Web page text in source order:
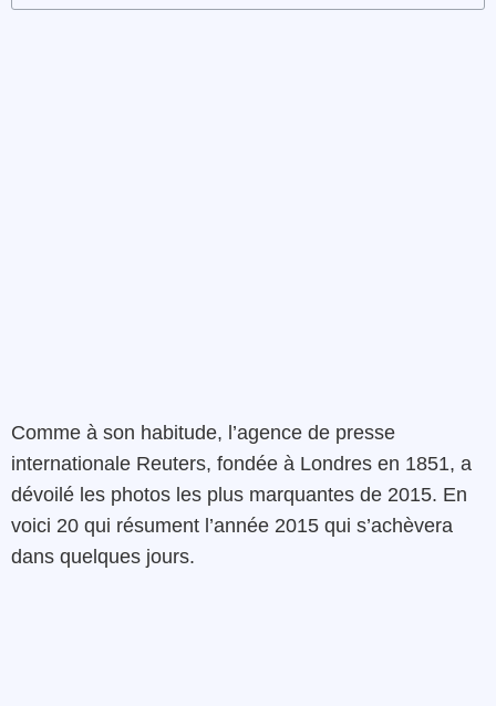
Comme à son habitude, l’agence de presse
internationale Reuters, fondée à Londres en 1851, a
dévoilé les photos les plus marquantes de 2015. En
voici 20 qui résument l’année 2015 qui s’achèvera
dans quelques jours.